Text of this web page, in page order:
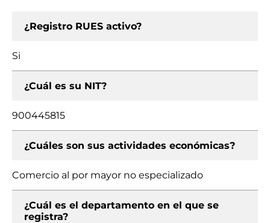
¿Registro RUES activo?
Si
¿Cuál es su NIT?
900445815
¿Cuáles son sus actividades económicas?
Comercio al por mayor no especializado
¿Cuál es el departamento en el que se
registra?